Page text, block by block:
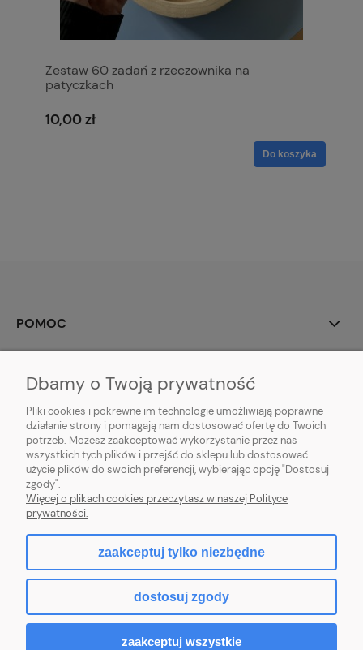
Zestaw 60 zadań z rzeczownika na
patyczkach
10,00 zł
Do koszyka
POMOC
PŁATNOŚCI I DOSTAWA
INFORMACJE
O NAS
Sklep internetowy Shoper.pl
Dbamy o Twoją prywatność
Pliki cookies i pokrewne im technologie umożliwiają poprawne
działanie strony i pomagają nam dostosować ofertę do Twoich
potrzeb. Możesz zaakceptować wykorzystanie przez nas
wszystkich tych plików i przejść do sklepu lub dostosować
użycie plików do swoich preferencji, wybierając opcję "Dostosuj
zgody".
Więcej o plikach cookies przeczytasz w naszej Polityce
prywatności.
zaakceptuj tylko niezbędne
dostosuj zgody
zaakceptuj wszystkie